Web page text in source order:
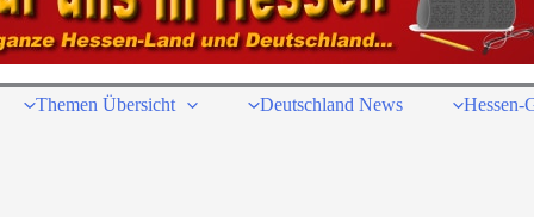
Themen Übersicht Deutschland News Hessen-